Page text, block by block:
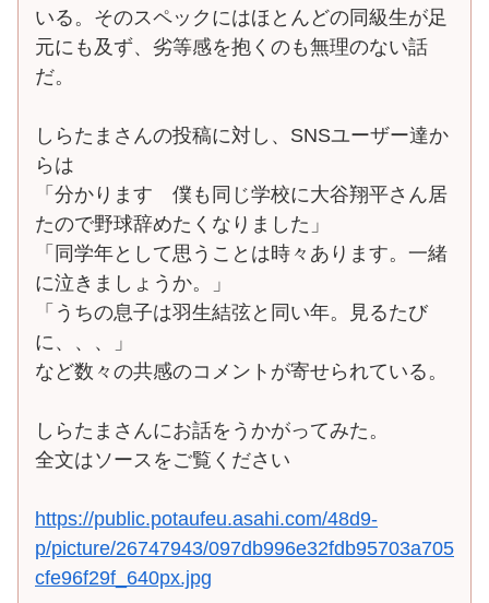
いる。そのスペックにはほとんどの同級生が足
元にも及ず、劣等感を抱くのも無理のない話
だ。
しらたまさんの投稿に対し、SNSユーザー達か
らは
「分かります 僕も同じ学校に大谷翔平さん居
たので野球辞めたくなりました」
「同学年として思うことは時々あります。一緒
に泣きましょうか。」
「うちの息子は羽生結弦と同い年。見るたび
に、、、」
など数々の共感のコメントが寄せられている。
しらたまさんにお話をうかがってみた。
全文はソースをご覧ください
https://public.potaufeu.asahi.com/48d9-
p/picture/26747943/097db996e32fdb95703a705
cfe96f29f_640px.jpg